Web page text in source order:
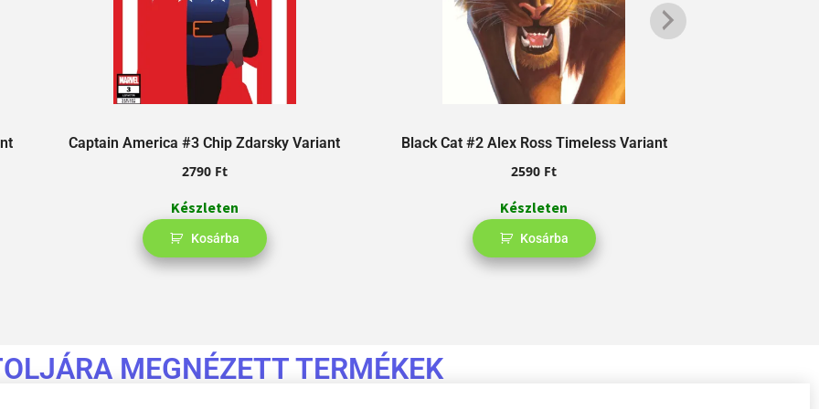
Captain America #3 Chip Zdarsky Variant
2790 Ft
Készleten
Kosárba
Black Cat #2 Alex Ross Timeless Variant
2590 Ft
Készleten
Kosárba
MEGNÉZETT TERMÉKEK